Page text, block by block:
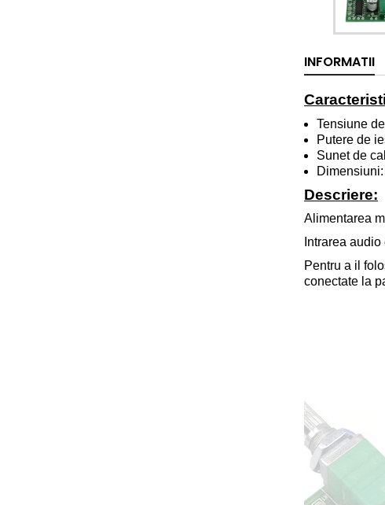
INFORMATII
Tensiune
Putere de
Sunet de
Descriere:
Alimentarea
Intrarea
Pentru a il
conectate la